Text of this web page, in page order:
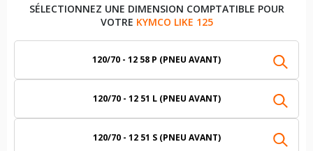
SÉLECTIONNEZ UNE DIMENSION COMPTATIBLE POUR
VOTRE KYMCO LIKE 125
120/70 - 12 58 P (PNEU AVANT)
120/70 - 12 51 L (PNEU AVANT)
120/70 - 12 51 S (PNEU AVANT)